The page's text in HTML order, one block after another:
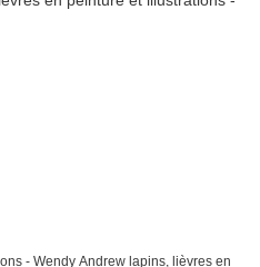
- Wendy Andrew lapins, lièvres en